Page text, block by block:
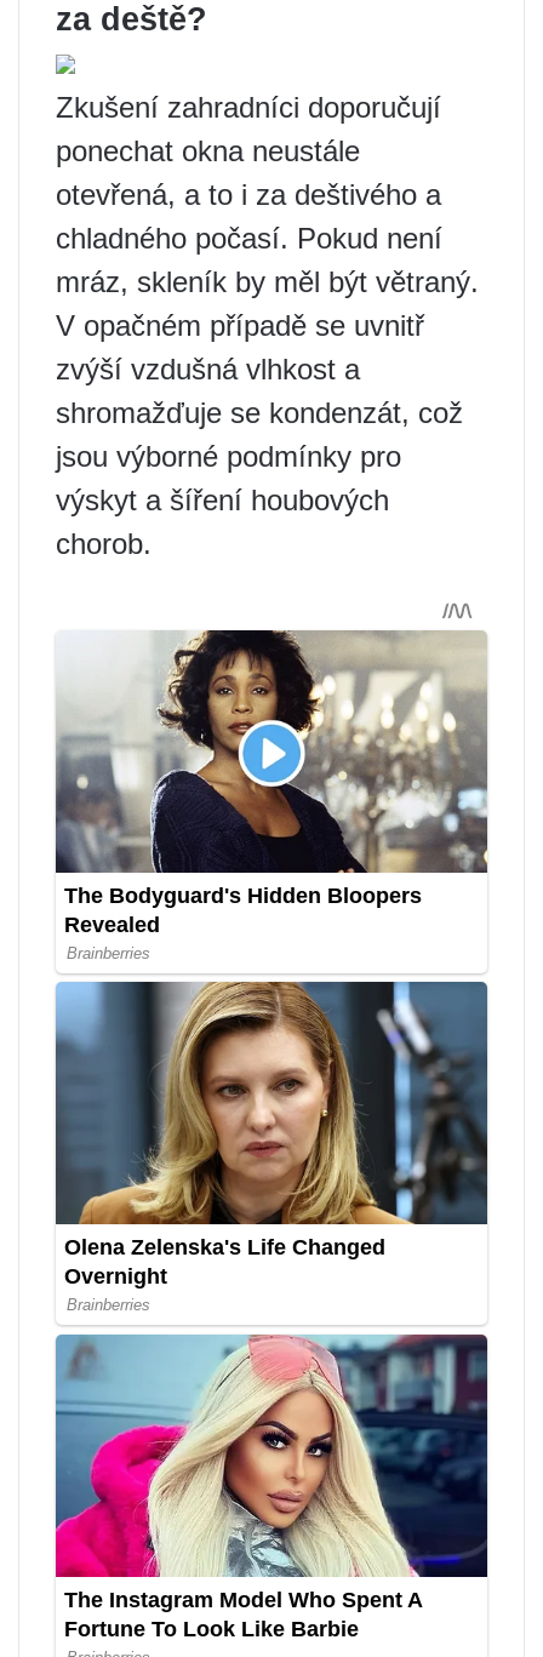
za deště?
Zkušení zahradníci doporučují
ponechat okna neustále
otevřená, a to i za deštivého a
chladného počasí. Pokud není
mráz, skleník by měl být větraný.
V opačném případě se uvnitř
zvýší vzdušná vlhkost a
shromažďuje se kondenzát, což
jsou výborné podmínky pro
výskyt a šíření houbových
chorob.